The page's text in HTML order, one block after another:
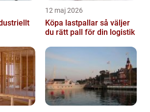
12 maj 2026
Köpa lastpallar så väljer
du rätt pall för din logistik